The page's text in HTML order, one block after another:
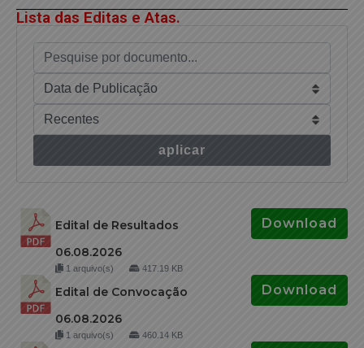
Lista das Editas e Atas.
aplicar
Edital de Resultados
06.08.2026
1 arquivo(s) 417.19 KB
Download
Edital de Convocação
06.08.2026
1 arquivo(s) 460.14 KB
Download